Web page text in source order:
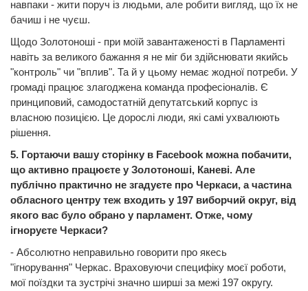
навпаки - жити поруч із людьми, але робити вигляд, що їх не
бачиш і не чуєш.
Щодо Золотоноші - при моїй завантаженості в Парламенті
навіть за великого бажання я не міг би здійснювати якийсь
"контроль" чи "вплив". Та й у цьому немає жодної потреби. У
громаді працює злагоджена команда професіоналів. Є
принциповий, самодостатній депутатський корпус із
власною позицією. Це дорослі люди, які самі ухвалюють
рішення.
5. Гортаючи вашу сторінку в Facebook можна побачити,
що активно працюєте у Золотоноші, Каневі. Але
публічно практично не згадуєте про Черкаси, а частина
обласного центру теж входить у 197 виборчий округ, від
якого вас було обрано у парламент. Отже, чому
ігноруєте Черкаси?
- Абсолютно неправильно говорити про якесь
"ігнорування" Черкас. Враховуючи специфіку моєї роботи,
мої поїздки та зустрічі значно ширші за межі 197 округу.